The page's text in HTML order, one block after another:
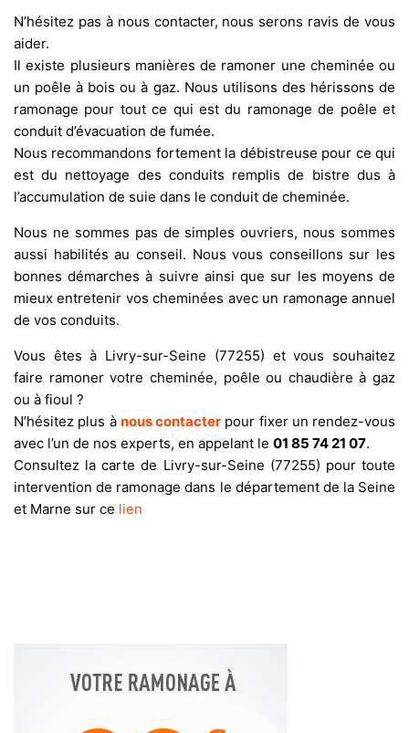
N’hésitez pas à nous contacter, nous serons ravis de vous
aider.
Il existe plusieurs manières de ramoner une cheminée ou
un poêle à bois ou à gaz. Nous utilisons des hérissons de
ramonage pour tout ce qui est du ramonage de poêle et
conduit d’évacuation de fumée.
Nous recommandons fortement la débistreuse pour ce qui
est du nettoyage des conduits remplis de bistre dus à
l’accumulation de suie dans le conduit de cheminée.
Nous ne sommes pas de simples ouvriers, nous sommes
aussi habilités au conseil. Nous vous conseillons sur les
bonnes démarches à suivre ainsi que sur les moyens de
mieux entretenir vos cheminées avec un ramonage annuel
de vos conduits.
Vous êtes à Livry-sur-Seine (77255) et vous souhaitez
faire ramoner votre cheminée, poêle ou chaudière à gaz
ou à fioul ?
N’hésitez plus à nous contacter pour fixer un rendez-vous
avec l’un de nos experts, en appelant le 01 85 74 21 07.
Consultez la carte de Livry-sur-Seine (77255) pour toute
intervention de ramonage dans le département de la Seine
et Marne sur ce lien